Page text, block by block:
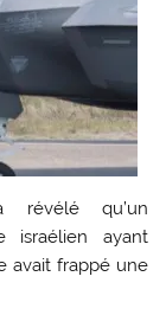
qu’un
israélien ayant
avait frappé une